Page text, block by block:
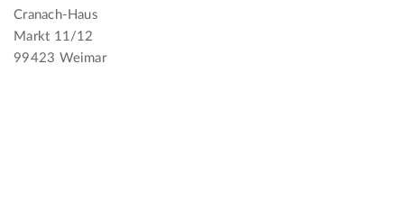
Cranach-Haus
Markt 11/12
99423 Weimar